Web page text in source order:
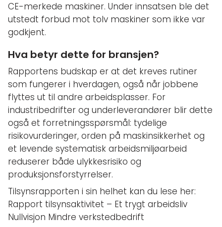
CE-merkede maskiner. Under innsatsen ble det
utstedt forbud mot tolv maskiner som ikke var
godkjent.
Hva betyr dette for bransjen?
Rapportens budskap er at det kreves rutiner
som fungerer i hverdagen, også når jobbene
flyttes ut til andre arbeidsplasser. For
industribedrifter og underleverandører blir dette
også et forretningsspørsmål: tydelige
risikovurderinger, orden på maskinsikkerhet og
et levende systematisk arbeidsmiljøarbeid
reduserer både ulykkesrisiko og
produksjonsforstyrrelser.
Tilsynsrapporten i sin helhet kan du lese her:
Rapport tilsynsaktivitet – Et trygt arbeidsliv
Nullvisjon Mindre verkstedbedrift